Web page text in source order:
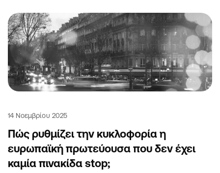
14 Νοεμβρίου 2025
Πώς ρυθμίζει την κυκλοφορία η
ευρωπαϊκή πρωτεύουσα που δεν έχει
καμία πινακίδα stop;